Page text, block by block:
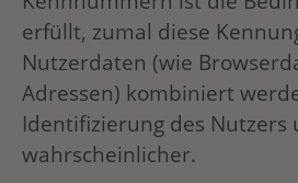
erfüllt, zumal diese
Nutzerdaten (wie
Adressen) kombiniert
Identifizierung des Nutzers
wahrscheinlicher.